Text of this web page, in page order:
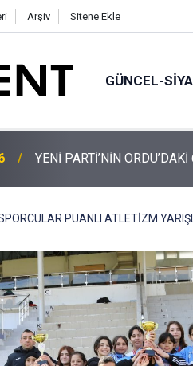
Arşiv Sitene Ekle
GÜNCEL-
YENİ PARTİ
PUANLI ATLETİZM